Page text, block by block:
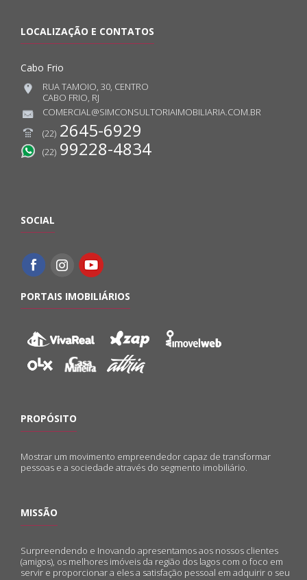
LOCALIZAÇÃO E CONTATOS
Cabo Frio
RUA TAMOIO, 30, CENTRO
CABO FRIO, RJ
COMERCIAL@SIMCONSULTORIAIMOBILIARIA.COM.BR
(22) 2645-6929
(22) 99228-4834
SOCIAL
PORTAIS IMOBILIÁRIOS
PROPÓSITO
Mostrar um movimento empreendedor capaz de transformar
pessoas e a sociedade através do segmento imobiliário.
MISSÃO
Surpreendendo e Inovando apresentamos aos nossos clientes
(amigos), os melhores imóveis da região dos lagos com o foco em
servir e proporcionar a eles a satisfação pessoal em adquirir o seu